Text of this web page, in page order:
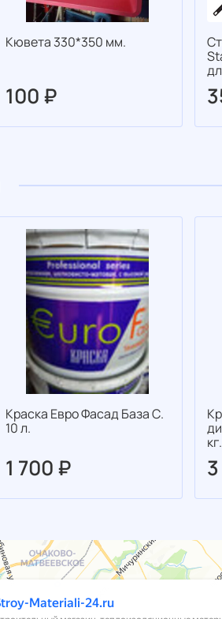
Кювета 330*350 мм.
100 ₽
Краска Евро Фасад База С.
10 л.
1 700 ₽
кг.